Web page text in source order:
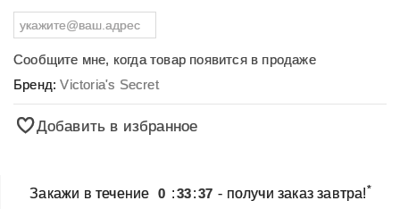
Сообщите мне, когда товар появится в продаже
Бренд:Victoria's Secret
Добавить в избранное
Закажи в течение 0 :33:37 - получи заказ завтра!*